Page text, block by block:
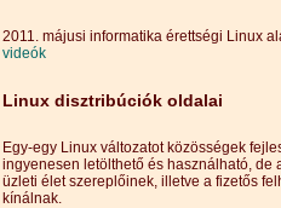
2011. májusi informatika érettségi Linux
videók
Linux disztribúciók oldalai
Egy-egy Linux változatot közösségek
ingyenesen letölthető és használható, de
üzleti élet szereplőinek, illetve a fizetős
kínálnak.